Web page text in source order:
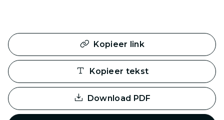
Kopieer link
Kopieer tekst
Download PDF